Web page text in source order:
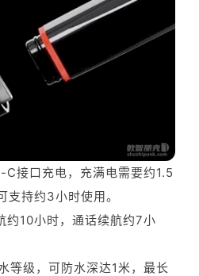
接口充电，充满电需要约1.5
支持约3小时使用。
约10小时，通话续航约7小
等级，可防水深达1米，最长